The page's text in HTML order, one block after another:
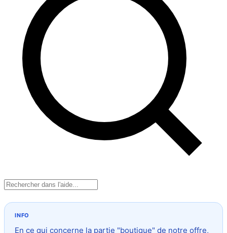
En ce qui concerne la partie "boutique" de notre offre,